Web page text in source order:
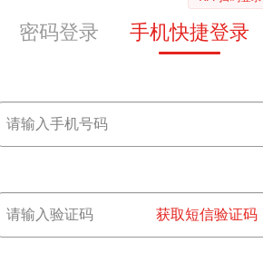
密码登录 手机快捷登录
获取短信验证码